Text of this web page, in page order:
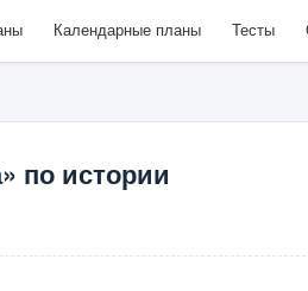
Календарные планы Тесты
по истории